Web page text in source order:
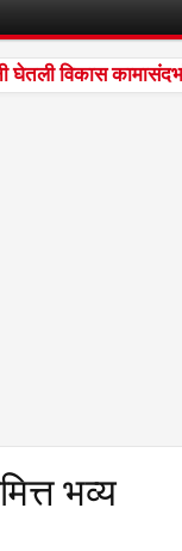
विकास कामासंदर्भात
भव्य